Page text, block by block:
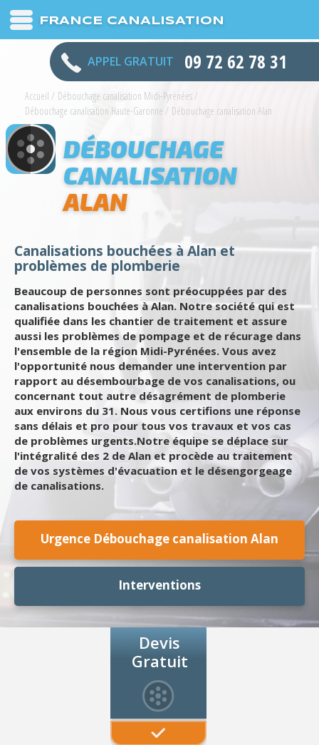
FRANCE CANALISATION
APPEL GRATUIT 09 72 62 78 31
Accueil / Débouchage canalisation Midi-Pyrénées/
Débouchage canalisation Haute-Garonne / Débouchage canalisation Alan
DÉBOUCHAGE
CANALISATION
ALAN
Canalisations bouchées à Alan et
problèmes de plomberie
Beaucoup de personnes sont préocuppées par des
canalisations bouchées à Alan. Notre société qui est
qualifiée dans les chantier de traitement et assure
aussi les problèmes de pompage et de récurage dans
l'ensemble de la région Midi-Pyrénées. Vous avez
l'opportunité nous demander une intervention par
rapport au désembourbage de vos canalisations, ou
concernant tout autre désagrément de plomberie
aux environs du 31. Nous vous certifions une réponse
sans délais et pro pour tous vos travaux et vos cas
de problèmes urgents.Notre équipe se déplace sur
l'intégralité des 2 de Alan et procède au traitement
de vos systèmes d'évacuation et le désengorgeage
de canalisations.
Urgence Débouchage canalisation Alan
Interventions
Devis
Gratuit